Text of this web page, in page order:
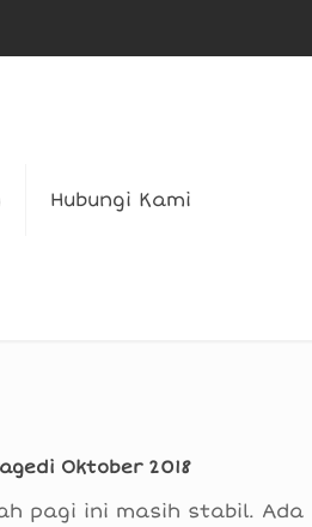
Hubungi Kami
Oktober 2018
pagi ini masih stabil. Ada